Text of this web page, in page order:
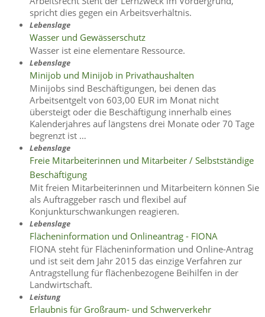
spricht dies gegen ein Arbeitsverhältnis.
Lebenslage
Wasser und Gewässerschutz
Wasser ist eine elementare Ressource.
Lebenslage
Minijob und Minijob in Privathaushalten
Minijobs sind Beschäftigungen, bei denen das
Arbeitsentgelt von 603,00 EUR im Monat nicht
übersteigt oder die Beschäftigung innerhalb eines
Kalenderjahres auf längstens drei Monate oder 70 Tage
begrenzt ist …
Lebenslage
Freie Mitarbeiterinnen und Mitarbeiter / Selbstständige
Beschäftigung
Mit freien Mitarbeiterinnen und Mitarbeitern können Sie
als Auftraggeber rasch und flexibel auf
Konjunkturschwankungen reagieren.
Lebenslage
Flächeninformation und Onlineantrag - FIONA
FIONA steht für Flächeninformation und Online-Antrag
und ist seit dem Jahr 2015 das einzige Verfahren zur
Antragstellung für flächenbezogene Beihilfen in der
Landwirtschaft.
Leistung
Erlaubnis für Großraum- und Schwerverkehr